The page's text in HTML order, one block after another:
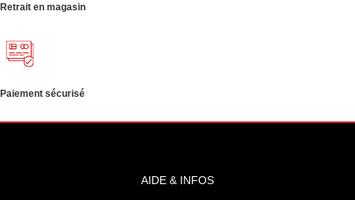
Retrait en magasin
Paiement sécurisé
AIDE & INFOS